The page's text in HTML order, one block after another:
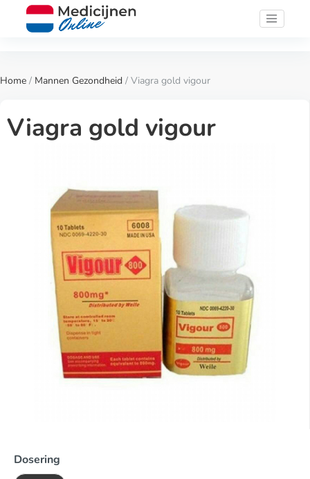
Home / Mannen Gezondheid / Viagra gold vigour
Viagra gold vigour
Dosering